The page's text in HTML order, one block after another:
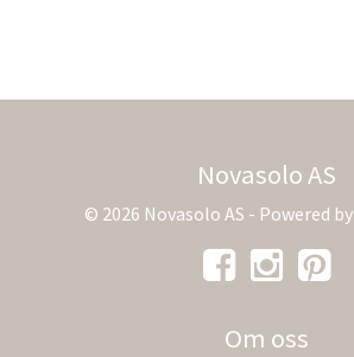
Novasolo AS
© 2026 Novasolo AS - Powered by
Om oss